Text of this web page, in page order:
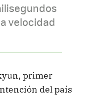
velocidad
primer
del país